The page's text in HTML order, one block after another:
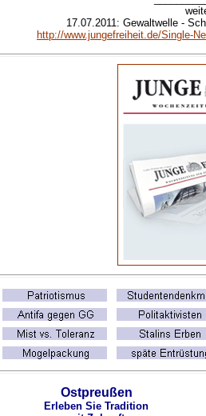
17.07.2011: Gewaltwelle -
http://www.jungefreiheit.de/Single-
Ostpreußen
Erleben Sie Tradition